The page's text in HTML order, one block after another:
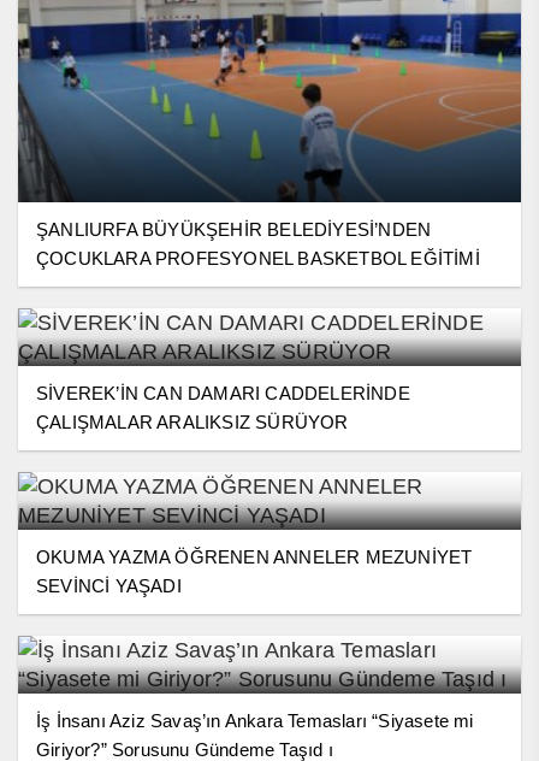
ŞANLIURFA BÜYÜKŞEHİR BELEDİYESİ’NDEN
ÇOCUKLARA PROFESYONEL BASKETBOL EĞİTİMİ
SİVEREK’İN CAN DAMARI CADDELERİNDE
ÇALIŞMALAR ARALIKSIZ SÜRÜYOR
OKUMA YAZMA ÖĞRENEN ANNELER MEZUNİYET
SEVİNCİ YAŞADI
İş İnsanı Aziz Savaş’ın Ankara Temasları “Siyasete mi
Giriyor?” Sorusunu Gündeme Taşıd ı